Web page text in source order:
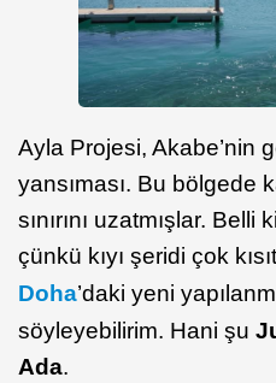
Ayla Projesi, Akabe’nin
yansıması. Bu bölgede
sınırını uzatmışlar.
çünkü kıyı şeridi çok
Doha’daki yeni
söyleyebilirim. Hani şu
Ada.